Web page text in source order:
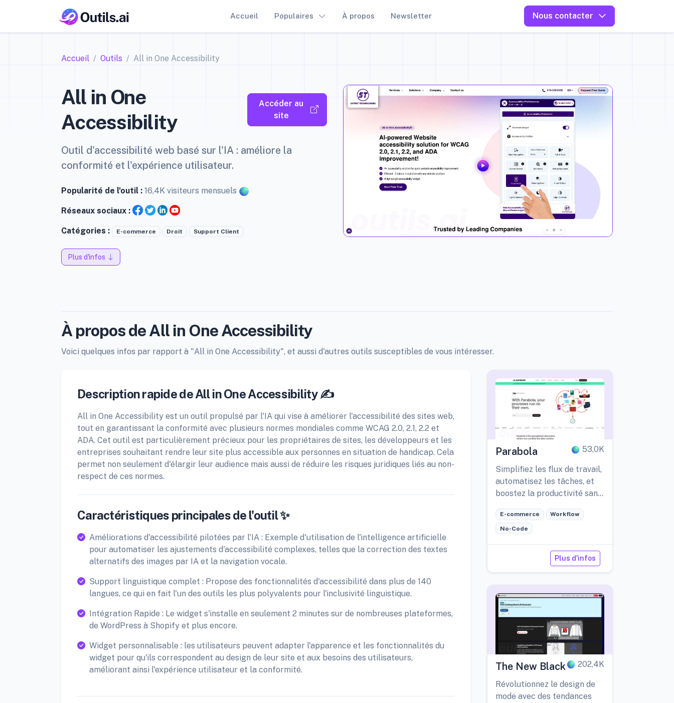
Accueil Populaires À propos Newsletter Nous contacter
Accueil Outils All in One Accessibility
All in One
Accessibility
Accéder au
site
Outil d'accessibilité web basé sur l'IA : améliore la
conformité et l'expérience utilisateur.
Popularité de l'outil : 16,4K visiteurs mensuels
Réseaux sociaux :
Catégories : E-commerce Droit Support Client
Plus d'infos
À propos de All in One Accessibility
Voici quelques infos par rapport à "All in One Accessibility", et aussi d'autres outils susceptibles de vous intéresser.
Description rapide de All in One Accessibility ✍️
All in One Accessibility est un outil propulsé par l'IA qui vise à améliorer l'accessibilité des sites web,
tout en garantissant la conformité avec plusieurs normes mondiales comme WCAG 2.0, 2.1, 2.2 et
ADA. Cet outil est particulièrement précieux pour les propriétaires de sites, les développeurs et les
entreprises souhaitant rendre leur site plus accessible aux personnes en situation de handicap. Cela
permet non seulement d'élargir leur audience mais aussi de réduire les risques juridiques liés au non-
respect de ces normes.
Caractéristiques principales de l'outil ✨
Améliorations d'accessibilité pilotées par l'IA : Exemple d'utilisation de l'intelligence artificielle
pour automatiser les ajustements d'accessibilité complexes, telles que la correction des textes
alternatifs des images par IA et la navigation vocale.
Support linguistique complet : Propose des fonctionnalités d'accessibilité dans plus de 140
langues, ce qui en fait l'un des outils les plus polyvalents pour l'inclusivité linguistique.
Intégration Rapide : Le widget s'installe en seulement 2 minutes sur de nombreuses plateformes,
de WordPress à Shopify et plus encore.
Widget personnalisable : les utilisateurs peuvent adapter l'apparence et les fonctionnalités du
widget pour qu'ils correspondent au design de leur site et aux besoins des utilisateurs,
améliorant ainsi l'expérience utilisateur et la conformité.
Parabola 53,0K
Simplifiez les flux de travail,
automatisez les tâches, et
boostez la productivité sans
E-commerce Workflow
No-Code
Plus d'infos
The New Black 202,4K
Révolutionnez le design de
mode avec des tendances